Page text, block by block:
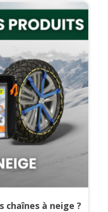
chaînes à neige ?